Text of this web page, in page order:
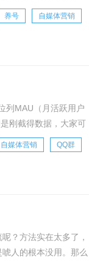
大家
养号 自媒体营销
列MAU（月活跃用户
刚截得数据，大家可
渠道拓展用户的方
咨询类用户为例子）
自媒体营销 QQ群
？方法实在太多了，
人的根本没用。那么